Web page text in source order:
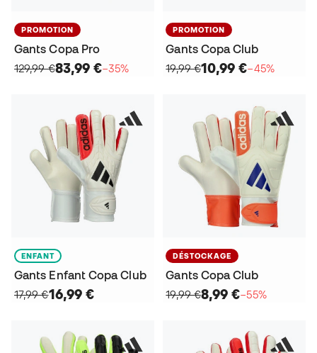
PROMOTION
Gants Copa Pro
129,99 €83,99 €−35%
PROMOTION
Gants Copa Club
19,99 €10,99 €−45%
ENFANT
Gants Enfant Copa Club
17,99 €16,99 €
DÉSTOCKAGE
Gants Copa Club
19,99 €8,99 €−55%